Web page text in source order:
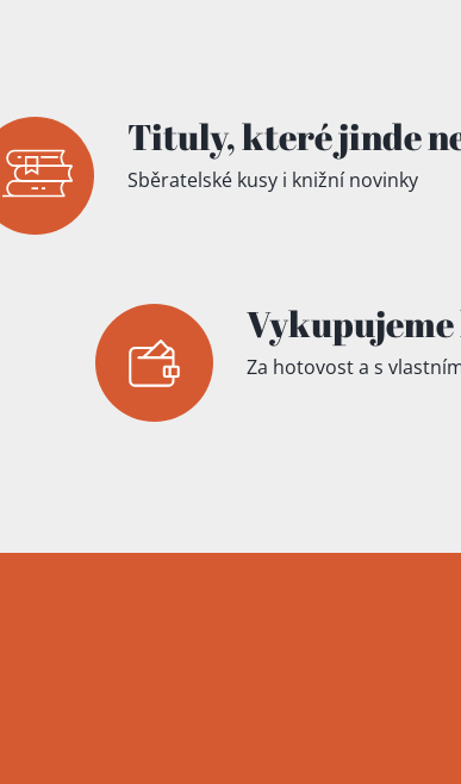
Tituly,které jinde
Sběratelské kusy i knižní novinky
Za hotovost a s